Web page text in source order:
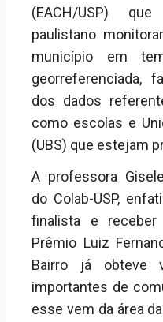
(EACH/USP)
paulistano
município em
georreferenciada,
dos dados
como escolas e
(UBS) que estejam
A professora
do Colab-USP,
finalista e
Prêmio Luiz
Bairro já obteve
importantes de
esse vem da área